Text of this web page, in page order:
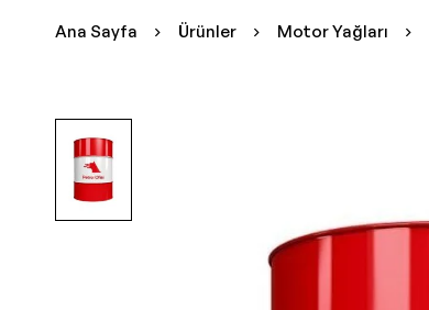
Ana Sayfa Ürünler Motor Yağları